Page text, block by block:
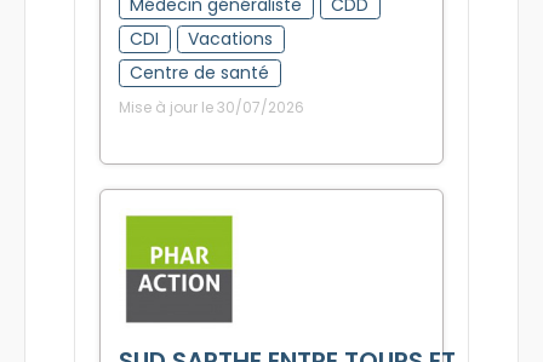
Médecin généraliste
CDI
Vacations
Centre de santé